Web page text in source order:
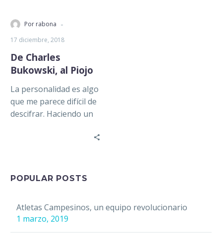
Por rabona -
17 diciembre, 2018
De Charles
Bukowski, al Piojo
La personalidad es algo
que me parece difícil de
descifrar. Haciendo un
generalizarlo, creo que
POPULAR POSTS
Atletas Campesinos, un equipo revolucionario
1 marzo, 2019